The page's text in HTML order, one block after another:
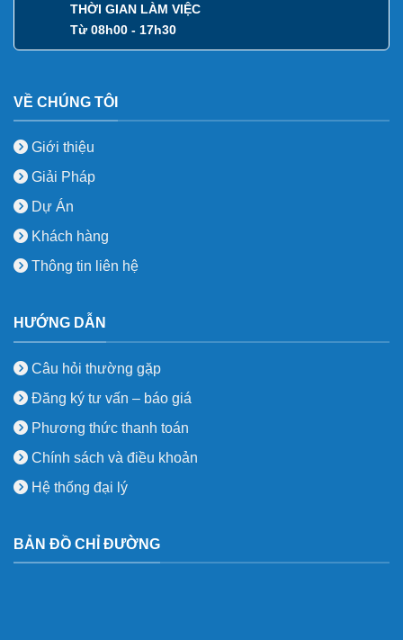
THỜI GIAN LÀM VIỆC
Từ 08h00 - 17h30
VỀ CHÚNG TÔI
Giới thiệu
Giải Pháp
Dự Án
Khách hàng
Thông tin liên hệ
HƯỚNG DẪN
Câu hỏi thường gặp
Đăng ký tư vấn – báo giá
Phương thức thanh toán
Chính sách và điều khoản
Hệ thống đại lý
BẢN ĐỒ CHỈ ĐƯỜNG